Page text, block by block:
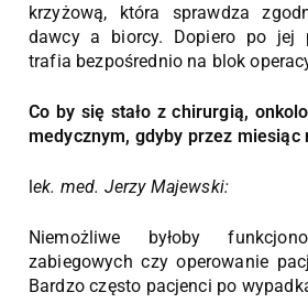
krzyżową, która sprawdza
dawcy a biorcy. Dopiero po jej
trafia bezpośrednio na blok
Co by się stało z chirurgią,
medycznym, gdyby przez miesiąc
lek. med. Jerzy Majewski:
Niemożliwe byłoby
zabiegowych czy operowanie
Bardzo często pacjenci po